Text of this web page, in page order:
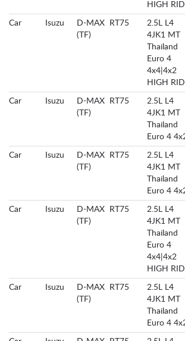
HIGH
Car Isuzu
D-MAX
(TF)
RT75
2.5L L4
4JK1 MT
Thailand
Euro 4
4x4|4x2
HIGH
Car Isuzu
D-MAX
(TF)
RT75
2.5L L4
4JK1 MT
Thailand
Euro 4
Car Isuzu
D-MAX
(TF)
RT75
2.5L L4
4JK1 MT
Thailand
Euro 4
Car Isuzu
D-MAX
(TF)
RT75
2.5L L4
4JK1 MT
Thailand
Euro 4
4x4|4x2
HIGH
Car Isuzu
D-MAX
(TF)
RT75
2.5L L4
4JK1 MT
Thailand
Euro 4